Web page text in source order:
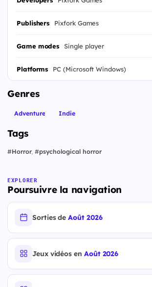
Publishers Pixfork Games
Game modes Single player
Platforms PC (Microsoft Windows)
Genres
Adventure Indie
Tags
#Horror, #psychological horror
EXPLORER
Poursuivre la navigation
Sorties deAoût 2026
Jeux vidéos en Août 2026